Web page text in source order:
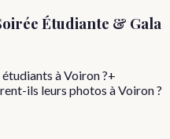
Étudiante & Gala
à Voiron ?+
ils leurs photos à Voiron ?